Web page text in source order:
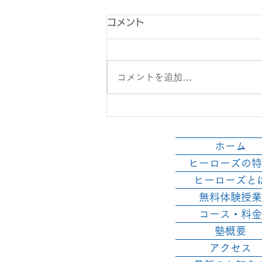
社会とか理科とか、忘れてた
とこ思いだせた！
コメント
コメントを追加…
ホーム
ヒーローズの
ヒーローズと
無料体験授業
コース・料金
塾概要
アクセス